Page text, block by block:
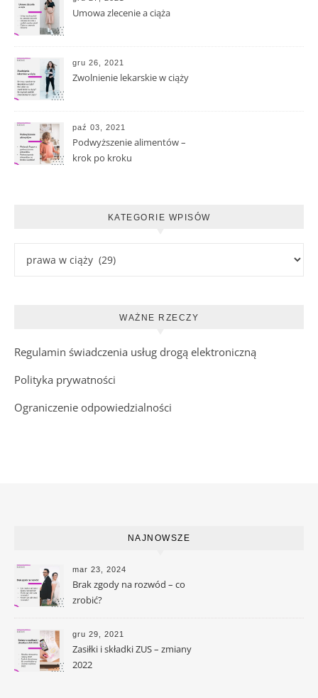
Umowa zlecenie a ciąża
gru 26, 2021
Zwolnienie lekarskie w ciąży
paź 03, 2021
Podwyższenie alimentów –
krok po kroku
KATEGORIE WPISÓW
WAŻNE RZECZY
Regulamin świadczenia usług drogą elektroniczną
Polityka prywatności
Ograniczenie odpowiedzialności
NAJNOWSZE
mar 23, 2024
Brak zgody na rozwód – co
zrobić?
gru 29, 2021
Zasiłki i składki ZUS – zmiany
2022